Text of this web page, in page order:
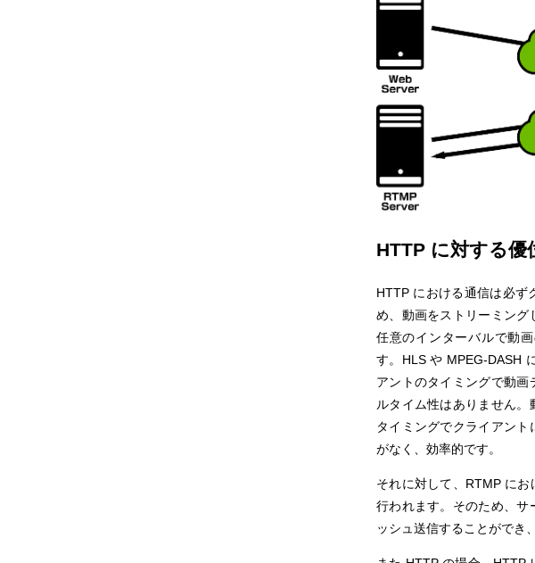
HTTP に対する優
HTTP における通信は必ず
め、動画をストリーミング
任意のインターバルで動
す。HLS や MPEG-DASH
アントのタイミングで動
ルタイム性はありません
タイミングでクライアン
がなく、効率的です。
それに対して、RTMP に
行われます。そのため、サ
ッシュ送信することができ